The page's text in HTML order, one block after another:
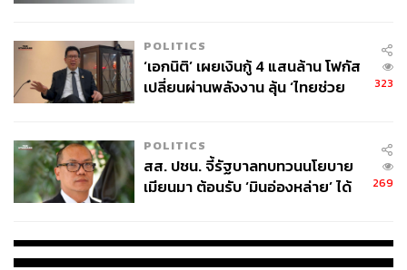
POLITICS
‘เอกนิติ’ เผยเงินกู้ 4 แสนล้าน โฟกัส
เปลี่ยนผ่านพลังงาน ลุ้น ‘ไทยช่วย
323
POLITICS
สส. ปชน. จี้รัฐบาลทบทวนนโยบาย
เมียนมา ต้อนรับ ‘มินอ่องหล่าย’ ได้
269